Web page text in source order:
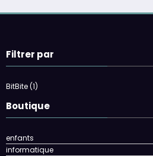
Filtrer par
BitBite(1)
Boutique
enfants
informatique